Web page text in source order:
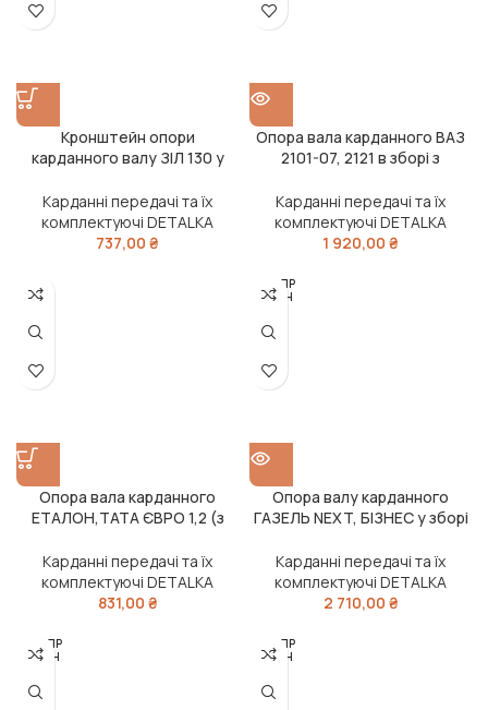
Кронштейн опори
карданного валу ЗІЛ 130 у
(DETALKA)
Карданні передачі та їх
комплектуючі DETALKA
737,00 ₴
Опора вала карданного ВАЗ
2101-07, 2121 в зборі з
Карданні передачі та їх
комплектуючі DETALKA
1 920,00 ₴
Опора вала карданного
ЕТАЛОН,ТАТА ЄВРО 1,2 (з
(DETALKA)
Карданні передачі та їх
комплектуючі DETALKA
831,00 ₴
РОЗПР
ОДАН
Опора валу карданного
ГАЗЕЛЬ NEXT, БІЗНЕС у зборі
(DETALKA)
Карданні передачі та їх
комплектуючі DETALKA
2 710,00 ₴
РОЗПР
ОДАН
РОЗПР
ОДАН